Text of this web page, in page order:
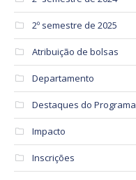
2º semestre de 2025
Atribuição de bolsas
Departamento
Destaques do Programa
Impacto
Inscrições